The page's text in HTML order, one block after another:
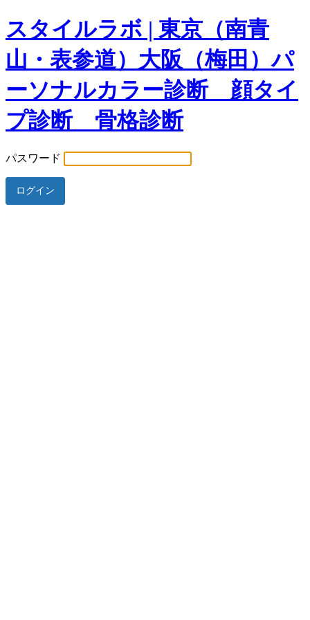
スタイルラボ | 東京（南青
山・表参道）大阪（梅田）パ
ーソナルカラー診断 顔タイ
プ診断 骨格診断
パスワード